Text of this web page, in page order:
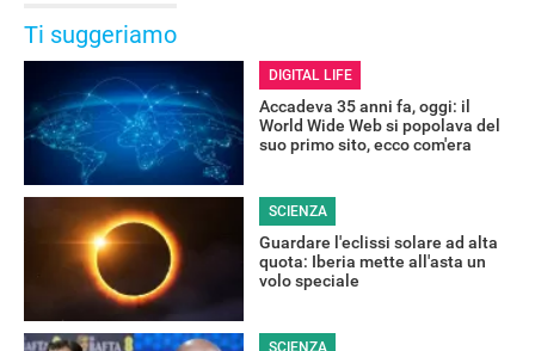
Ti suggeriamo
DIGITAL LIFE
Accadeva 35 anni fa, oggi: il
World Wide Web si popolava del
suo primo sito, ecco com'era
SCIENZA
Guardare l'eclissi solare ad alta
quota: Iberia mette all'asta un
volo speciale
SCIENZA